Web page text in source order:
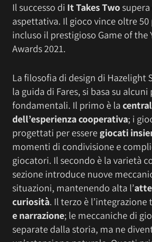
Il successo di It Takes Two
aspettativa. Il gioco vince oltre
incluso il prestigioso Game of the
Awards 2021.
La filosofia di design di Hazelight
la guida di Fares, si basa su
fondamentali. Il primo è la
dell’esperienza cooperativa; i
progettati per essere giocati
momenti di condivisione e
giocatori. Il secondo è la varietà
sezione introduce nuove
situazioni, mantenendo alta l’
curiosità. Il terzo è l’integrazione
e narrazione; le meccaniche di
separate dalla storia, ma ne